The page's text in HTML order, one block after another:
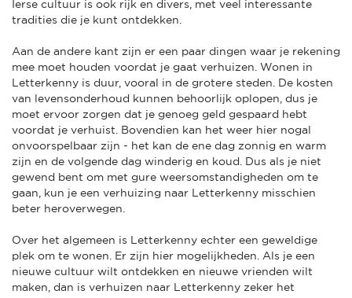
Ierse cultuur is ook rijk en divers, met veel interessante
tradities die je kunt ontdekken.
Aan de andere kant zijn er een paar dingen waar je rekening
mee moet houden voordat je gaat verhuizen. Wonen in
Letterkenny is duur, vooral in de grotere steden. De kosten
van levensonderhoud kunnen behoorlijk oplopen, dus je
moet ervoor zorgen dat je genoeg geld gespaard hebt
voordat je verhuist. Bovendien kan het weer hier nogal
onvoorspelbaar zijn - het kan de ene dag zonnig en warm
zijn en de volgende dag winderig en koud. Dus als je niet
gewend bent om met gure weersomstandigheden om te
gaan, kun je een verhuizing naar Letterkenny misschien
beter heroverwegen.
Over het algemeen is Letterkenny echter een geweldige
plek om te wonen. Er zijn hier mogelijkheden. Als je een
nieuwe cultuur wilt ontdekken en nieuwe vrienden wilt
maken, dan is verhuizen naar Letterkenny zeker het